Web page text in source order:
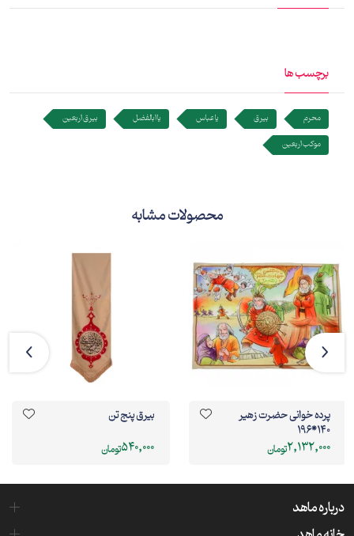
برچسب ها
محرم بیرق یا عباس یا ابالفضل
بیرق اربعین
موکب اربعین
محصولات مشابه
پرده خوانی حضرت زهیر
140*196
2,132,000تومان
بیرق پنج تن
540,000تومان
درباره ماهد